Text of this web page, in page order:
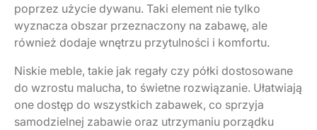
poprzez użycie dywanu. Taki element nie tylko
wyznacza obszar przeznaczony na zabawę, ale
również dodaje wnętrzu przytulności i komfortu.
Niskie meble, takie jak regały czy półki dostosowane
do wzrostu malucha, to świetne rozwiązanie. Ułatwiają
one dostęp do wszystkich zabawek, co sprzyja
samodzielnej zabawie oraz utrzymaniu porządku